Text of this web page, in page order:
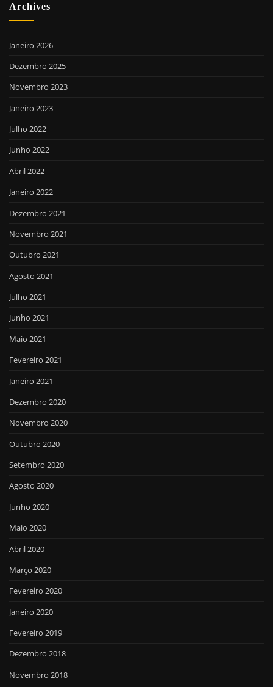
Archives
Janeiro 2026
Dezembro 2025
Novembro 2023
Janeiro 2023
Julho 2022
Junho 2022
Abril 2022
Janeiro 2022
Dezembro 2021
Novembro 2021
Outubro 2021
Agosto 2021
Julho 2021
Junho 2021
Maio 2021
Fevereiro 2021
Janeiro 2021
Dezembro 2020
Novembro 2020
Outubro 2020
Setembro 2020
Agosto 2020
Junho 2020
Maio 2020
Abril 2020
Março 2020
Fevereiro 2020
Janeiro 2020
Fevereiro 2019
Dezembro 2018
Novembro 2018